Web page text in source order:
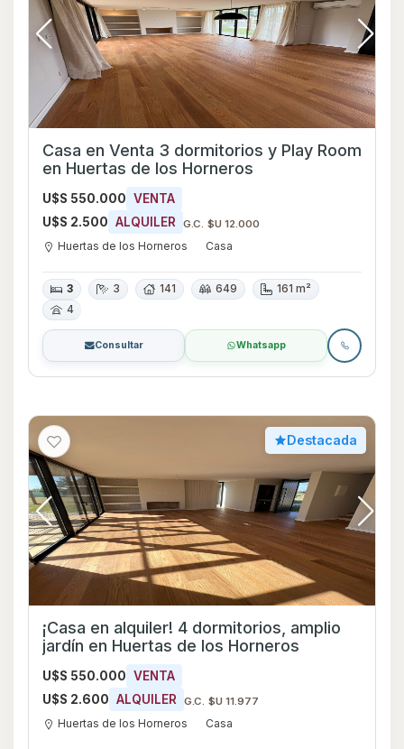
Casa en Venta 3 dormitorios y Play Room
en Huertas de los Horneros
U$S 550.000 VENTA
U$S 2.500 ALQUILER G.C. $U 12.000
Huertas de los Horneros Casa
3 3 141 649
161 m²
4
Consultar Whatsapp
Destacada
¡Casa en alquiler! 4 dormitorios, amplio
jardín en Huertas de los Horneros
U$S 550.000 VENTA
U$S 2.600 ALQUILER G.C. $U 11.977
Huertas de los Horneros Casa